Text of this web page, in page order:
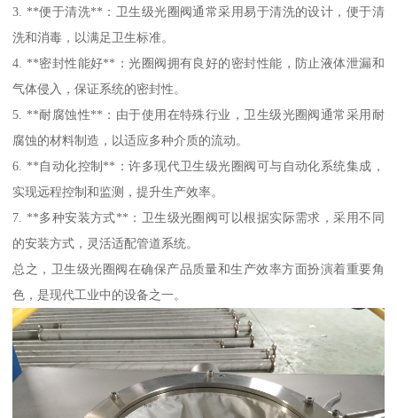
3. **便于清洗**：卫生级光圈阀通常采用易于清洗的设计，便于清
洗和消毒，以满足卫生标准。
4. **密封性能好**：光圈阀拥有良好的密封性能，防止液体泄漏和
气体侵入，保证系统的密封性。
5. **耐腐蚀性**：由于使用在特殊行业，卫生级光圈阀通常采用耐
腐蚀的材料制造，以适应多种介质的流动。
6. **自动化控制**：许多现代卫生级光圈阀可与自动化系统集成，
实现远程控制和监测，提升生产效率。
7. **多种安装方式**：卫生级光圈阀可以根据实际需求，采用不同
的安装方式，灵活适配管道系统。
总之，卫生级光圈阀在确保产品质量和生产效率方面扮演着重要角
色，是现代工业中的设备之一。